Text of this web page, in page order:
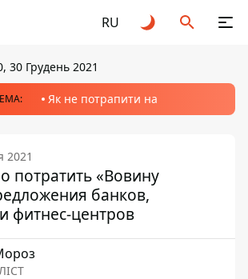
RU
30 Грудень 2021
Як не потрапити на
2021
потратить «Вовину
банков,
фитнес-центров